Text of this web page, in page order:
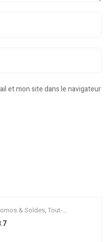
et mon site dans le navigateur
& Soldes, Tout-
Electriques